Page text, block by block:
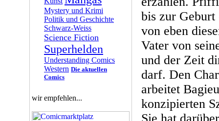
Mystery und Krimi
Politik und Geschichte
Schwarz-Weiss
Science Fiction
Superhelden
Understanding Comics
Western Die aktuellen
Comics
wir empfehlen...
bis zur Geburt
von eben
Vater von
und der Zeit
darf. Den
arbeitet
konzipierten